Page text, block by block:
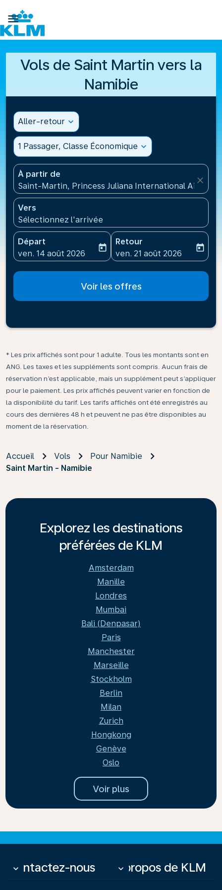

Vols de Saint Martin vers la
Namibie
Aller-retour expand_more
1 Passager, Classe Économique expand_more
À partir de
Saint-Martin, Princess Juliana International
close
Vers
Sélectionnez l'arrivée
Départ
fc-booking-departure-date-aria-label
ven. 14 août 2026
today
Retour
fc-booking-return-date-
ven. 21 août 2026
today
Voir les offres
* Les prix affichés sont pour 1 adulte. Tous les montants sont en
ANG. Les taxes et les suppléments sont compris. Aucun frais de
réservation n’est applicable, mais un supplément peut s’appliquer
pour le paiement. Les prix affichés peuvent varier en fonction de
la disponibilité du tarif. Les tarifs affichés ont été enregistrés au
cours des dernières 48 h et peuvent ne pas être disponibles au
moment de la réservation.
Accueil Vols
Pour Namibie
Saint Martin - Namibie
Explorez les destinations
préférées de KLM
Amsterdam
Manille
Londres
Mumbai
Bali (Denpasar)
Paris
Manchester
Marseille
Stockholm
Berlin
Milan
Zurich
Hongkong
Genève
Oslo
Voir plus
Contactez-nous
keyboard_arrow_down À propos de KLM
keyboard_arrow_down